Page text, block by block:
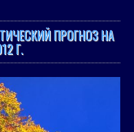
ПРОГНОЗ НА
Г.